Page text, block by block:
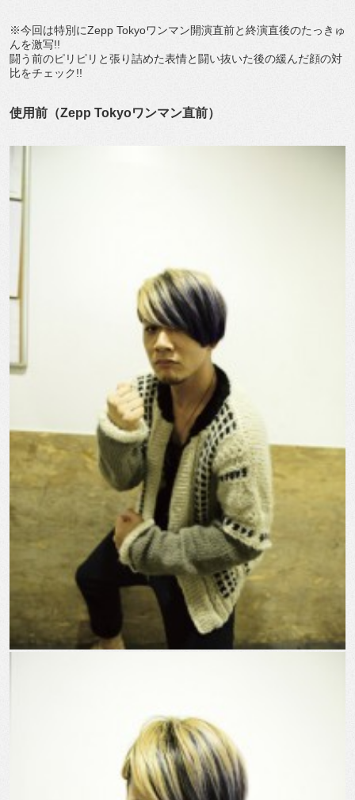
※今回は特別にZepp Tokyoワンマン開演直前と終演直後のたっきゅ
んを激写!!
闘う前のピリピリと張り詰めた表情と闘い抜いた後の緩んだ顔の対
比をチェック!!
使用前（Zepp Tokyoワンマン直前）